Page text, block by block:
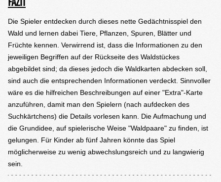
Die Spieler entdecken durch dieses nette Gedächtnisspiel den
Wald und lernen dabei Tiere, Pflanzen, Spuren, Blätter und
Früchte kennen. Verwirrend ist, dass die Informationen zu den
jeweiligen Begriffen auf der Rückseite des Waldstückes
abgebildet sind; da dieses jedoch die Waldkarten abdecken soll,
sind auch die entsprechenden Informationen verdeckt. Sinnvoller
wäre es die hilfreichen Beschreibungen auf einer "Extra"-Karte
anzuführen, damit man den Spielern (nach aufdecken des
Suchkärtchens) die Details vorlesen kann. Die Aufmachung und
die Grundidee, auf spielerische Weise "Waldpaare" zu finden, ist
gelungen. Für Kinder ab fünf Jahren könnte das Spiel
möglicherweise zu wenig abwechslungsreich und zu langwierig
sein.